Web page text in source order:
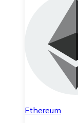
Ethereum